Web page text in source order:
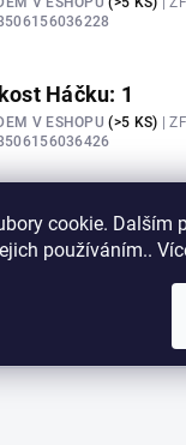
cookie. Dalším
používáním..
Háčku: 1
V ESHOPU(>5 KS) |
Háčku: 1/0
V ESHOPU (>5 KS)|